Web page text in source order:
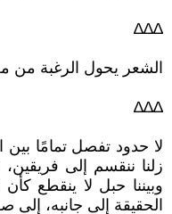
∆∆∆
الشعر يحول الرغبة
∆∆∆
لا حدود تفصل تمامًا بين
زلنا ننقسم إلى
وبيننا حبل لا ينقطع
الحقيقة إلى جانبه، إلى